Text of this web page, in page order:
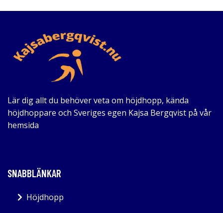
Lär dig allt du behöver veta om höjdhopp, kända
höjdhoppare och Sveriges egen Kajsa Bergqvist på vår
hemsida
SNABBLÄNKAR
Höjdhopp